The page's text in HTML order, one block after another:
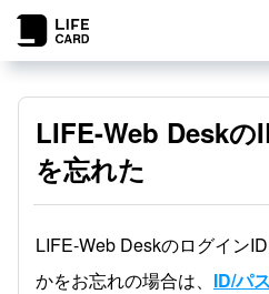
LIFE-Web Deskの
を忘れた
LIFE-Web Deskのログイン
かをお忘れの場合は、 ID/パ